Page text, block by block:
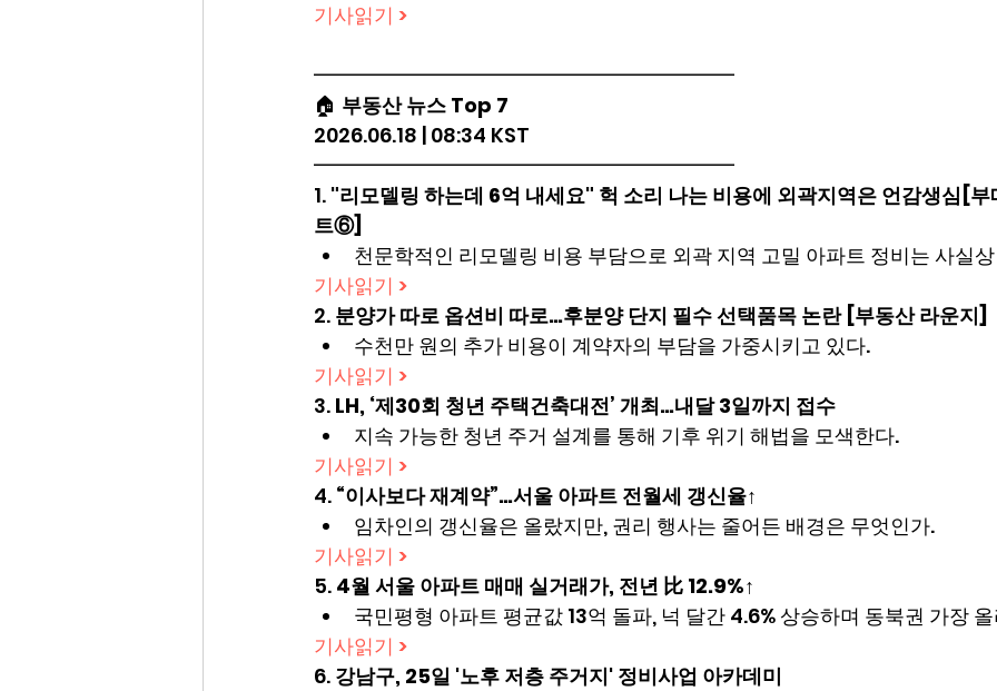
기사읽기 >
━━━━━━━━━━━━━━━━━━━━━
🏠 부동산 뉴스 Top 7
2026.06.18 | 08:34 KST
━━━━━━━━━━━━━━━━━━━━━
1. "리모델링 하는데 6억 내세요" 헉 소리 나는 비용에 외곽지역은 언감생심[
트⑥]
천문학적인 리모델링 비용 부담으로 외곽 지역 고밀 아파트 정비는 사실
기사읽기 >
2. 분양가 따로 옵션비 따로…후분양 단지 필수 선택품목 논란 [부동산 라운지]
수천만 원의 추가 비용이 계약자의 부담을 가중시키고 있다.
기사읽기 >
3. LH, ‘제30회 청년 주택건축대전’ 개최…내달 3일까지 접수
지속 가능한 청년 주거 설계를 통해 기후 위기 해법을 모색한다.
기사읽기 >
4. “이사보다 재계약”…서울 아파트 전월세 갱신율↑
임차인의 갱신율은 올랐지만, 권리 행사는 줄어든 배경은 무엇인가.
기사읽기 >
5. 4월 서울 아파트 매매 실거래가, 전년 比 12.9%↑
국민평형 아파트 평균값 13억 돌파, 넉 달간 4.6% 상승하며 동북권 가장
기사읽기 >
6. 강남구, 25일 '노후 저층 주거지' 정비사업 아카데미